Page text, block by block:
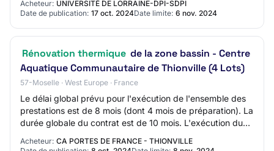
Acheteur: UNIVERSITÉ DE LORRAINE-DPI-SDPI
Date de publication: 17 oct. 2024Date limite: 6 nov. 2024
Rénovation thermique de la zone bassin - Centre
Aquatique Communautaire de Thionville (4 Lots)
57-Moselle · West Europe · France
Le délai global prévu pour l'exécution de l'ensemble des
prestations est de 8 mois (dont 4 mois de préparation). La
durée globale du contrat est de 10 mois. L'exécution du
Acheteur: CA PORTES DE FRANCE - THIONVILLE